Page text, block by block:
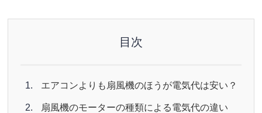
目次
エアコンよりも扇風機のほうが電気代は安い？
扇風機のモーターの種類による電気代の違い